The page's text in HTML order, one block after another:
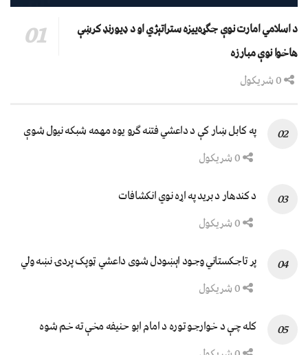
د اسلامي امارت نوې جګړه‌ییزه ستراتېژي او د ډیورنډ کرښې
هاخوا نوې مبارزه
په کابل ښار کې د داعشي فتنه ګرو يوه مهمه شبکه نيول شوې
د کندهار د برید په اړه نوي انکشافات
پر تاجکستاني وجود اېښودل شوی داعشي ټوپک پردۍ نښه ولي
کله چې د خوارجو توره د امام ابو حنیفه مخې ته خم شوه